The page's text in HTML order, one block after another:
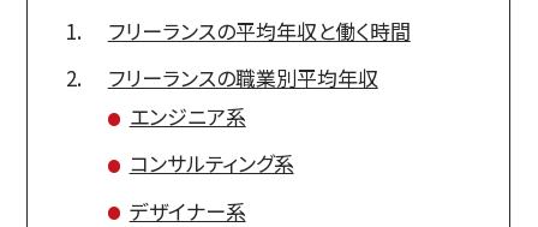
フリーランスの平均年収と働く時間
フリーランスの職業別平均年収
エンジニア系
コンサルティング系
デザイナー系